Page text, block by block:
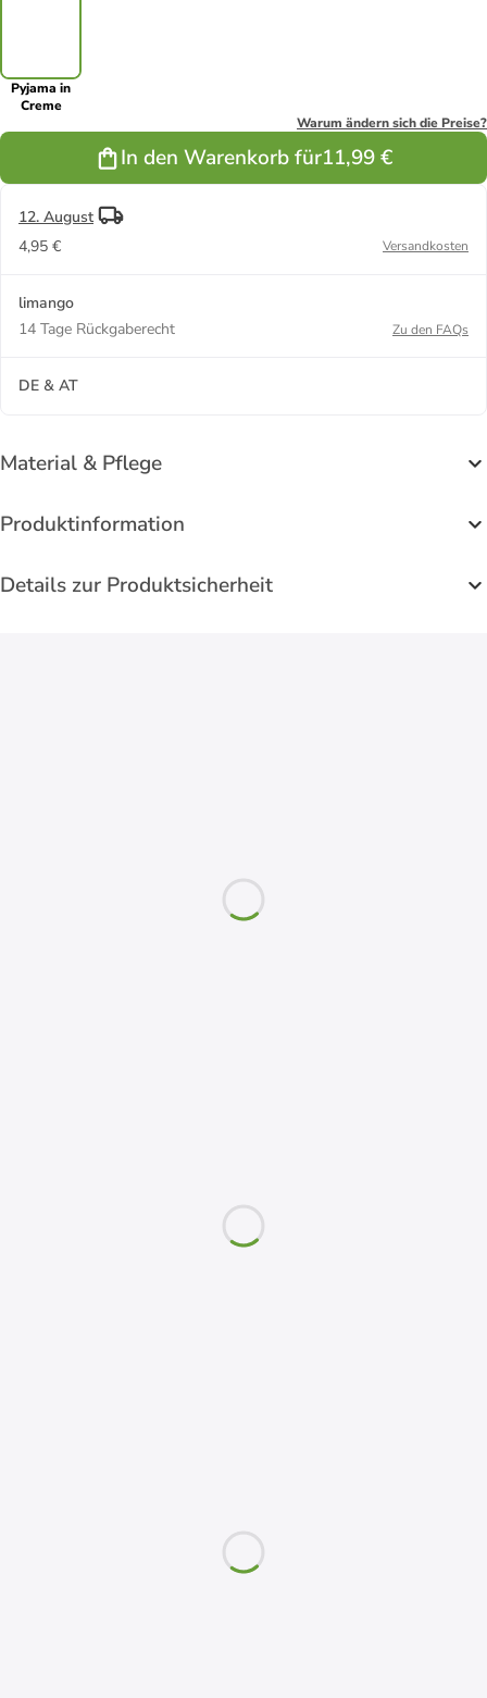
Pyjama in
Creme
Warum ändern sich die Preise?
In den Warenkorb für11,99 €
12. August
4,95 €
Versandkosten
limango
14 Tage Rückgaberecht
Zu den FAQs
DE & AT
Material & Pflege
Produktinformation
Details zur Produktsicherheit